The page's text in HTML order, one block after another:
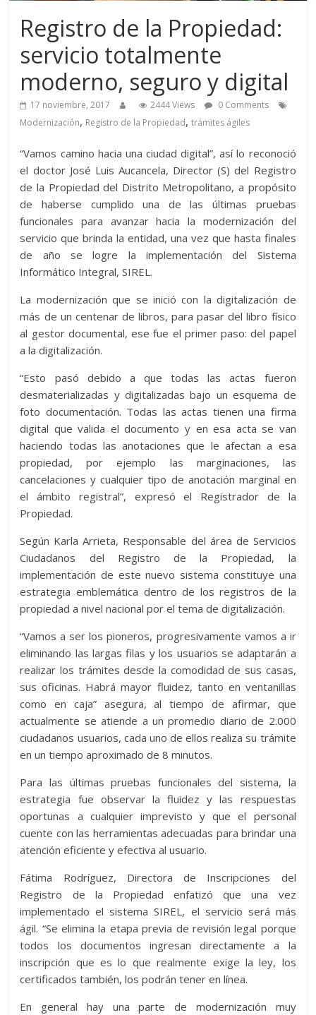
Registro de la Propiedad:
servicio totalmente
moderno, seguro y digital
17 noviembre, 2017 2444 Views
0 Comments
Modernización, Registro de la Propiedad,trámites ágiles
“Vamos camino hacia una ciudad digital”, así lo reconoció
el doctor José Luis Aucancela, Director (S) del Registro
de la Propiedad del Distrito Metropolitano, a propósito
de haberse cumplido una de las últimas pruebas
funcionales para avanzar hacia la modernización del
servicio que brinda la entidad, una vez que hasta finales
de año se logre la implementación del Sistema
Informático Integral, SIREL.
La modernización que se inició con la digitalización de
más de un centenar de libros, para pasar del libro físico
al gestor documental, ese fue el primer paso: del papel
a la digitalización.
“Esto pasó debido a que todas las actas fueron
desmaterializadas y digitalizadas bajo un esquema de
foto documentación. Todas las actas tienen una firma
digital que valida el documento y en esa acta se van
haciendo todas las anotaciones que le afectan a esa
propiedad, por ejemplo las marginaciones, las
cancelaciones y cualquier tipo de anotación marginal en
el ámbito registral”, expresó el Registrador de la
Propiedad.
Según Karla Arrieta, Responsable del área de Servicios
Ciudadanos del Registro de la Propiedad, la
implementación de este nuevo sistema constituye una
estrategia emblemática dentro de los registros de la
propiedad a nivel nacional por el tema de digitalización.
“Vamos a ser los pioneros, progresivamente vamos a ir
eliminando las largas filas y los usuarios se adaptarán a
realizar los trámites desde la comodidad de sus casas,
sus oficinas. Habrá mayor fluidez, tanto en ventanillas
como en caja” asegura, al tiempo de afirmar, que
actualmente se atiende a un promedio diario de 2.000
ciudadanos usuarios, cada uno de ellos realiza su trámite
en un tiempo aproximado de 8 minutos.
Para las últimas pruebas funcionales del sistema, la
estrategia fue observar la fluidez y las respuestas
oportunas a cualquier imprevisto y que el personal
cuente con las herramientas adecuadas para brindar una
atención eficiente y efectiva al usuario.
Fátima Rodríguez, Directora de Inscripciones del
Registro de la Propiedad enfatizó que una vez
implementado el sistema SIREL, el servicio será más
ágil. “Se elimina la etapa previa de revisión legal porque
todos los documentos ingresan directamente a la
inscripción que es lo que realmente exige la ley, los
certificados también, los podrán tener en línea.
En general hay una parte de modernización muy